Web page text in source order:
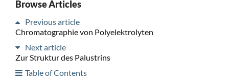
Browse Articles
Previous article
Chromatographie von Polyelektrolyten
Next article
Zur Struktur des Palustrins
Table of Contents